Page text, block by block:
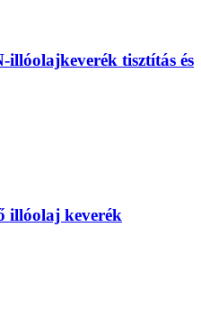
tisztítás és
illóolaj keverék